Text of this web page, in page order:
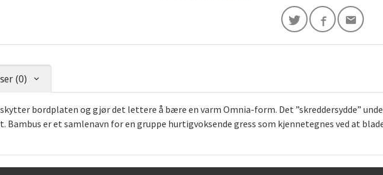
(0)
bordplaten og gjør det lettere å bære en varm Omnia-form. Det ”skreddersydde”
er et samlenavn for en gruppe hurtigvoksende gress som kjennetegnes ved at